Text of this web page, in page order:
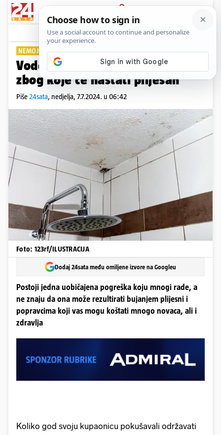
PRIJAVA
Lifestyle Komentari
NEMOJTE OVO RADITI
Vodoinstalater otkrio pogrešku
zbog koje će nastati plijesan
Piše24sata, nedjelja, 7.7.2024. u 06:42
Foto: 123rf/ILUSTRACIJA
Dodaj 24sata među omiljene izvore na Googleu
Postoji jedna uobičajena pogreška koju mnogi rade, a
ne znaju da ona može rezultirati bujanjem plijesni i
popravcima koji vas mogu koštati mnogo novaca, ali i
zdravlja
Koliko god svoju kupaonicu pokušavali održavati